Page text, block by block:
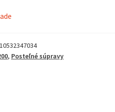
10532347034
, Posteľné súpravy